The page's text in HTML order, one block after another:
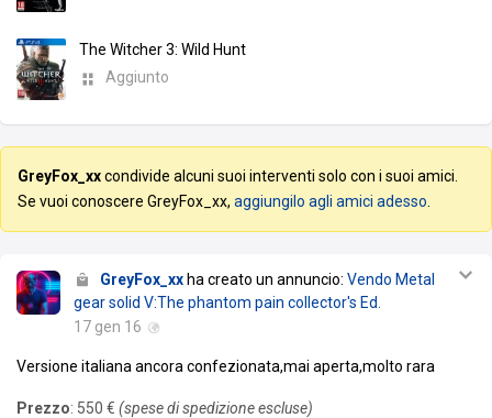
The Witcher 3: Wild Hunt
Aggiunto
GreyFox_xxcondivide alcuni suoi interventi solo con i suoi amici.
Se vuoi conoscere GreyFox_xx, aggiungilo agli amici adesso
GreyFox_xxha creato un annuncio: Vendo Metal
gear solid V:The phantom pain collector's Ed.
17 gen 16
Versione italiana ancora confezionata,mai aperta,molto rara
Prezzo: 550 € (spese di spedizione escluse)